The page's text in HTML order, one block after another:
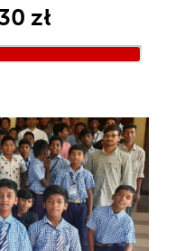
zł